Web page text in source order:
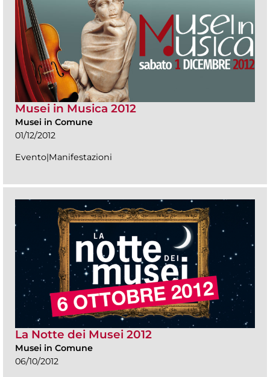
Musei in Musica 2012
Musei in Comune
01/12/2012
Evento|Manifestazioni
La Notte dei Musei 2012
Musei in Comune
06/10/2012